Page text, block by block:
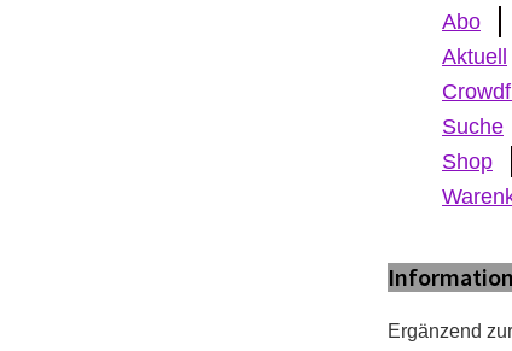
Abo
Aktuell
Suche
Shop
Ergänzend